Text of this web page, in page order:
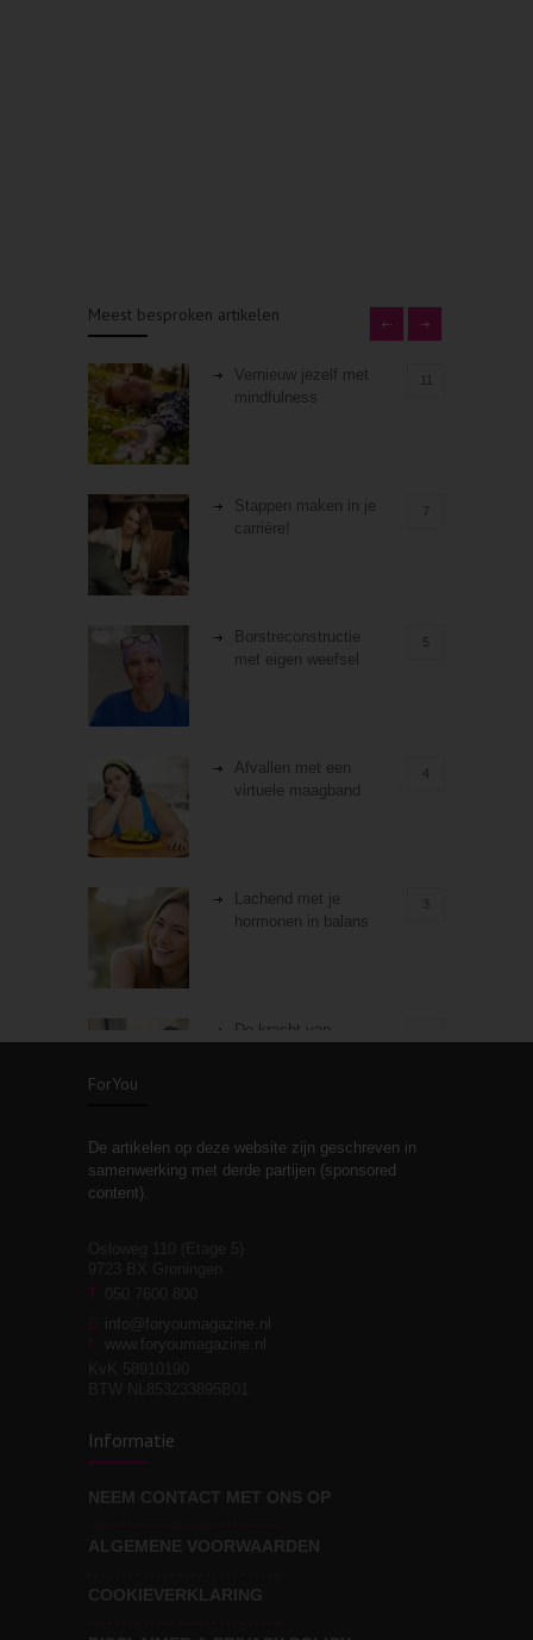
Meest besproken artikelen
Vernieuw jezelf met
mindfulness
Stappen maken in je
carrière!
7
Borstreconstructie
met eigen weefsel
5
Afvallen met een
virtuele maagband
4
Lachend met je
hormonen in balans
3
De kracht van
Stiefouderschap en
relaties
moeite!
Wat voor leider wil jij
zijn?
ForYou
De artikelen op deze website zijn geschreven in
samenwerking met derde partijen (sponsored
content).
T
E info@foryoumagazine.nl
www.foryoumagazine.nl
Informatie
NEEM CONTACT MET ONS OP
ALGEMENE VOORWAARDEN
COOKIEVERKLARING